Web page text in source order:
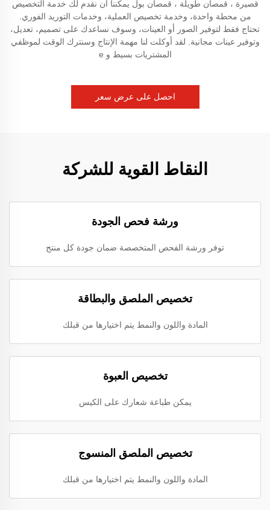
قصيرة ، قمصان طويلة ، قمصان بول يمكننا أن نقدم لك خدمة التخصيص
من محطة واحدة، وخدمة تخصيص العملية، وخدمات التوريد الفوري.
تحتاج فقط لتوفير الصور أو العينات، وسوف نساعدك على تصميم، تعديل،
وتوفير عينات مجانية. لقد أوكلت لنا مهمة الإنتاج وسنترك الوقت لموظفي
المشتريات بسيط و e
احصل على عرض سعر
النقاط القوية للشركة
ورشة فحص الجودة
توفر ورشة الفحص المتخصصة ضمان جودة كل منتج
تخصيص الملصق والبطاقة
المادة واللون والنمط يتم اختيارها من قبلك
تخصيص العبوة
يمكن طباعة شعارك على الكيس
تخصيص الملصق المنسوج
المادة واللون والنمط يتم اختيارها من قبلك